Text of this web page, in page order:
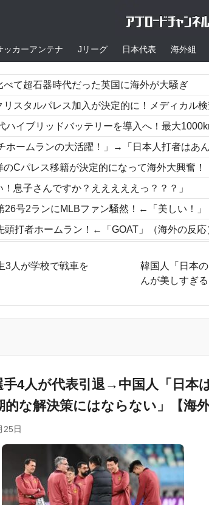
ッカーアンテナ Jリーグ 日本代表 海外組
て超石器時代だった英国に海外が大騒ぎ
加入が決定的に！メディカル検査をパス！現地サポが歓迎！ア
ブリッドバッテリーを導入へ！最大1000kmの航
ランの大活躍！」→「日本人打者はあんなに活躍して
Cパレス移籍が決定的になって海外大興奮！
息子さんですか？えええええっ？？？」
号2ランにMLBファン騒然！←「美しい！」
打者ホームラン！←「GOAT」（海外の反応
健洋クリスタル・パレス移籍にアーセナルサポ
てくれるものがコレ！」→「分かるよ、凄くワクワ
き？」外国人が選んだ人物が予想外すぎたｗ
3人が学校で戦車を
韓国人「日本
んが美しすぎ
4人が代表引退→中国人「日本
な解決策にはならない」【海外
25日